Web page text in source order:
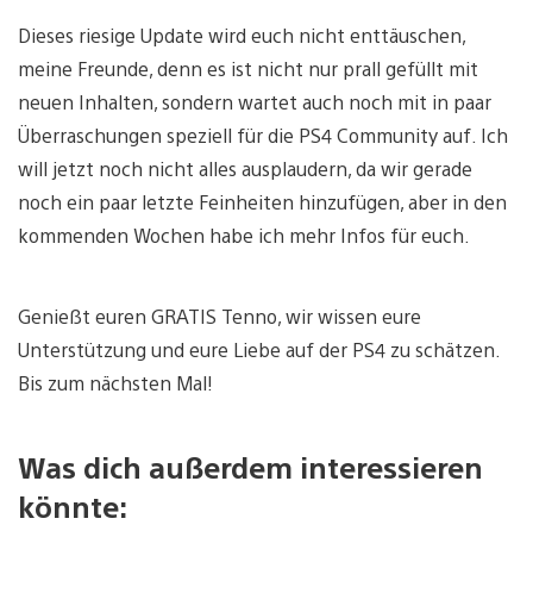
Dieses riesige Update wird euch nicht enttäuschen,
meine Freunde, denn es ist nicht nur prall gefüllt mit
neuen Inhalten, sondern wartet auch noch mit in paar
Überraschungen speziell für die PS4 Community auf. Ich
will jetzt noch nicht alles ausplaudern, da wir gerade
noch ein paar letzte Feinheiten hinzufügen, aber in den
kommenden Wochen habe ich mehr Infos für euch.
Genießt euren GRATIS Tenno, wir wissen eure
Unterstützung und eure Liebe auf der PS4 zu schätzen.
Bis zum nächsten Mal!
Was dich außerdem interessieren
könnte: